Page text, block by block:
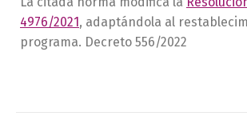
4976/2021, adaptándola al
programa. Decreto 556/2022